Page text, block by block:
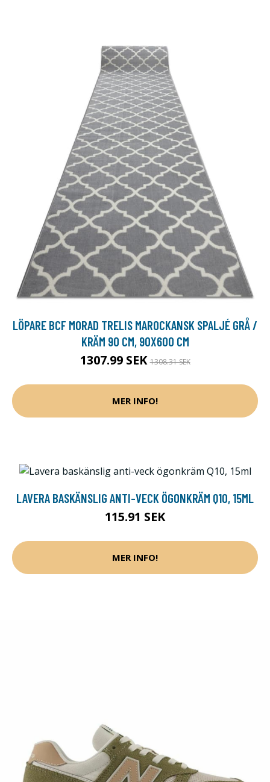
LÖPARE BCF MORAD TRELIS MAROCKANSK SPALJÉ GRÅ /
KRÄM 90 CM, 90X600 CM
1307.99 SEK1308.31 SEK
MER INFO!
LAVERA BASKÄNSLIG ANTI-VECK ÖGONKRÄM Q10, 15ML
115.91 SEK
MER INFO!